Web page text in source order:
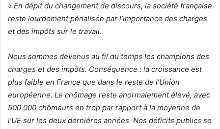
« En dépit du changement de discours, la société française
reste lourdement pénalisée par l’importance des charges
et des impôts sur le travail.
Nous sommes devenus au fil du temps les champions des
charges et des impôts. Conséquence : la croissance est
plus faible en France que dans le reste de l’Union
européenne. Le chômage reste anormalement élevé, avec
500 000 chômeurs en trop par rapport à la moyenne de
l’UE sur les deux dernières années. Nos déficits publics se